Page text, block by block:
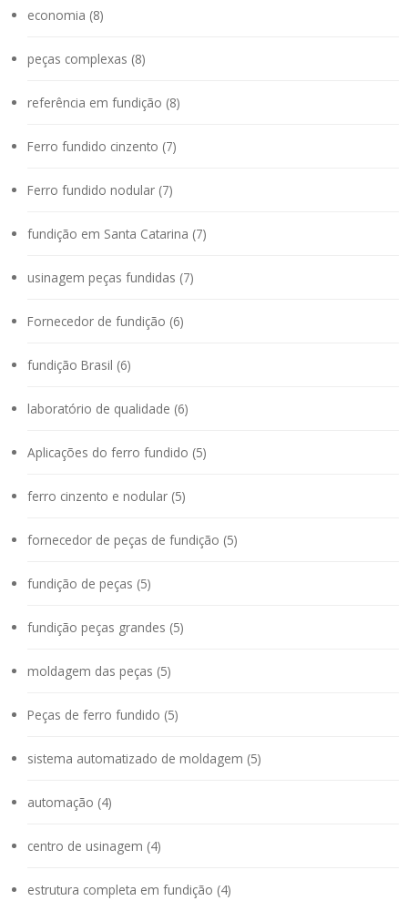
economia (8)
peças complexas (8)
referência em fundição (8)
Ferro fundido cinzento (7)
Ferro fundido nodular (7)
fundição em Santa Catarina (7)
usinagem peças fundidas (7)
Fornecedor de fundição (6)
fundição Brasil (6)
laboratório de qualidade (6)
Aplicações do ferro fundido (5)
ferro cinzento e nodular (5)
fornecedor de peças de fundição (5)
fundição de peças (5)
fundição peças grandes (5)
moldagem das peças (5)
Peças de ferro fundido (5)
sistema automatizado de moldagem (5)
automação (4)
centro de usinagem (4)
estrutura completa em fundição (4)